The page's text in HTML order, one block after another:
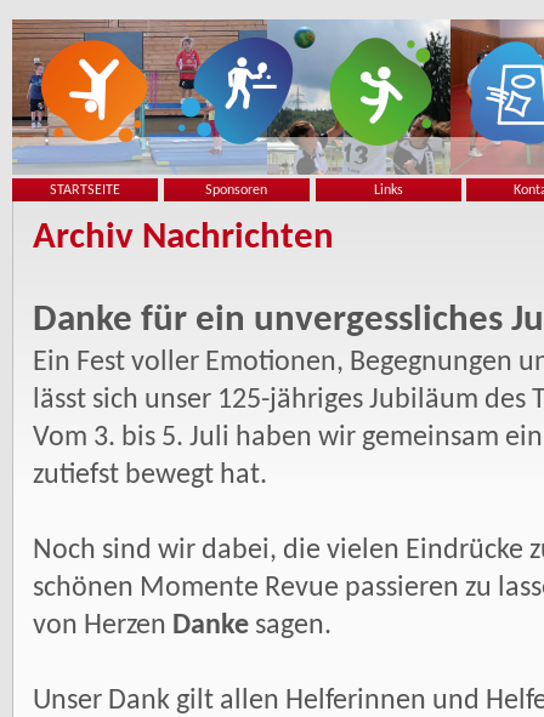
STARTSEITE Sponsoren Links
Archiv Nachrichten
Danke für ein unvergessliches
Ein Fest voller Emotionen, Begegnungen
lässt sich unser 125-jähriges Jubiläum
Vom 3. bis 5. Juli haben wir gemeinsam
zutiefst bewegt hat.
Noch sind wir dabei, die vielen Eindrücke
schönen Momente Revue passieren zu
von Herzen Danke sagen.
Unser Dank gilt allen Helferinnen und